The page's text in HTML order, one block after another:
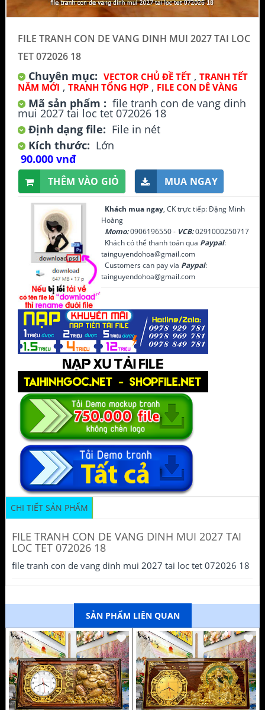
FILE TRANH CON DE VANG DINH MUI 2027 TAI LOC
TET 072026 18
Chuyên mục: VECTOR CHỦ ĐỀ TẾT , TRANH TẾT
NĂM MỚI , TRANH TỔNG HỢP , FILE CON DÊ VÀNG
Mã sản phẩm : file tranh con de vang dinh
mui 2027 tai loc tet 072026 18
Định dạng file: File in nét
Kích thước: Lớn
90.000 vnđ
THÊM VÀO GIỎ MUA NGAY
Khách mua ngay, CK trực tiếp: Đặng Minh
Hoàng
Momo:0906196550 - VCB:0291000250717
Khách có thể thanh toán qua Paypal:
tainguyendohoa@gmail.com
Customers can pay via Paypal:
tainguyendohoa@gmail.com
CHI TIẾT SẢN PHẨM
FILE TRANH CON DE VANG DINH MUI 2027 TAI
LOC TET 072026 18
file tranh con de vang dinh mui 2027 tai loc tet 072026 18
SẢN PHẨM LIÊN QUAN